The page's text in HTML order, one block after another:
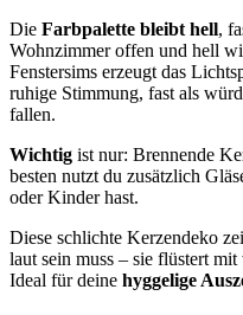
Die Farbpalette bleibt hell,
Wohnzimmer offen und hell
Fenstersims erzeugt das
ruhige Stimmung, fast als
fallen.
Wichtig ist nur: Brennende
besten nutzt du zusätzlich
oder Kinder hast.
Diese schlichte Kerzendeko
laut sein muss – sie flüstert
Ideal für deine hyggelige